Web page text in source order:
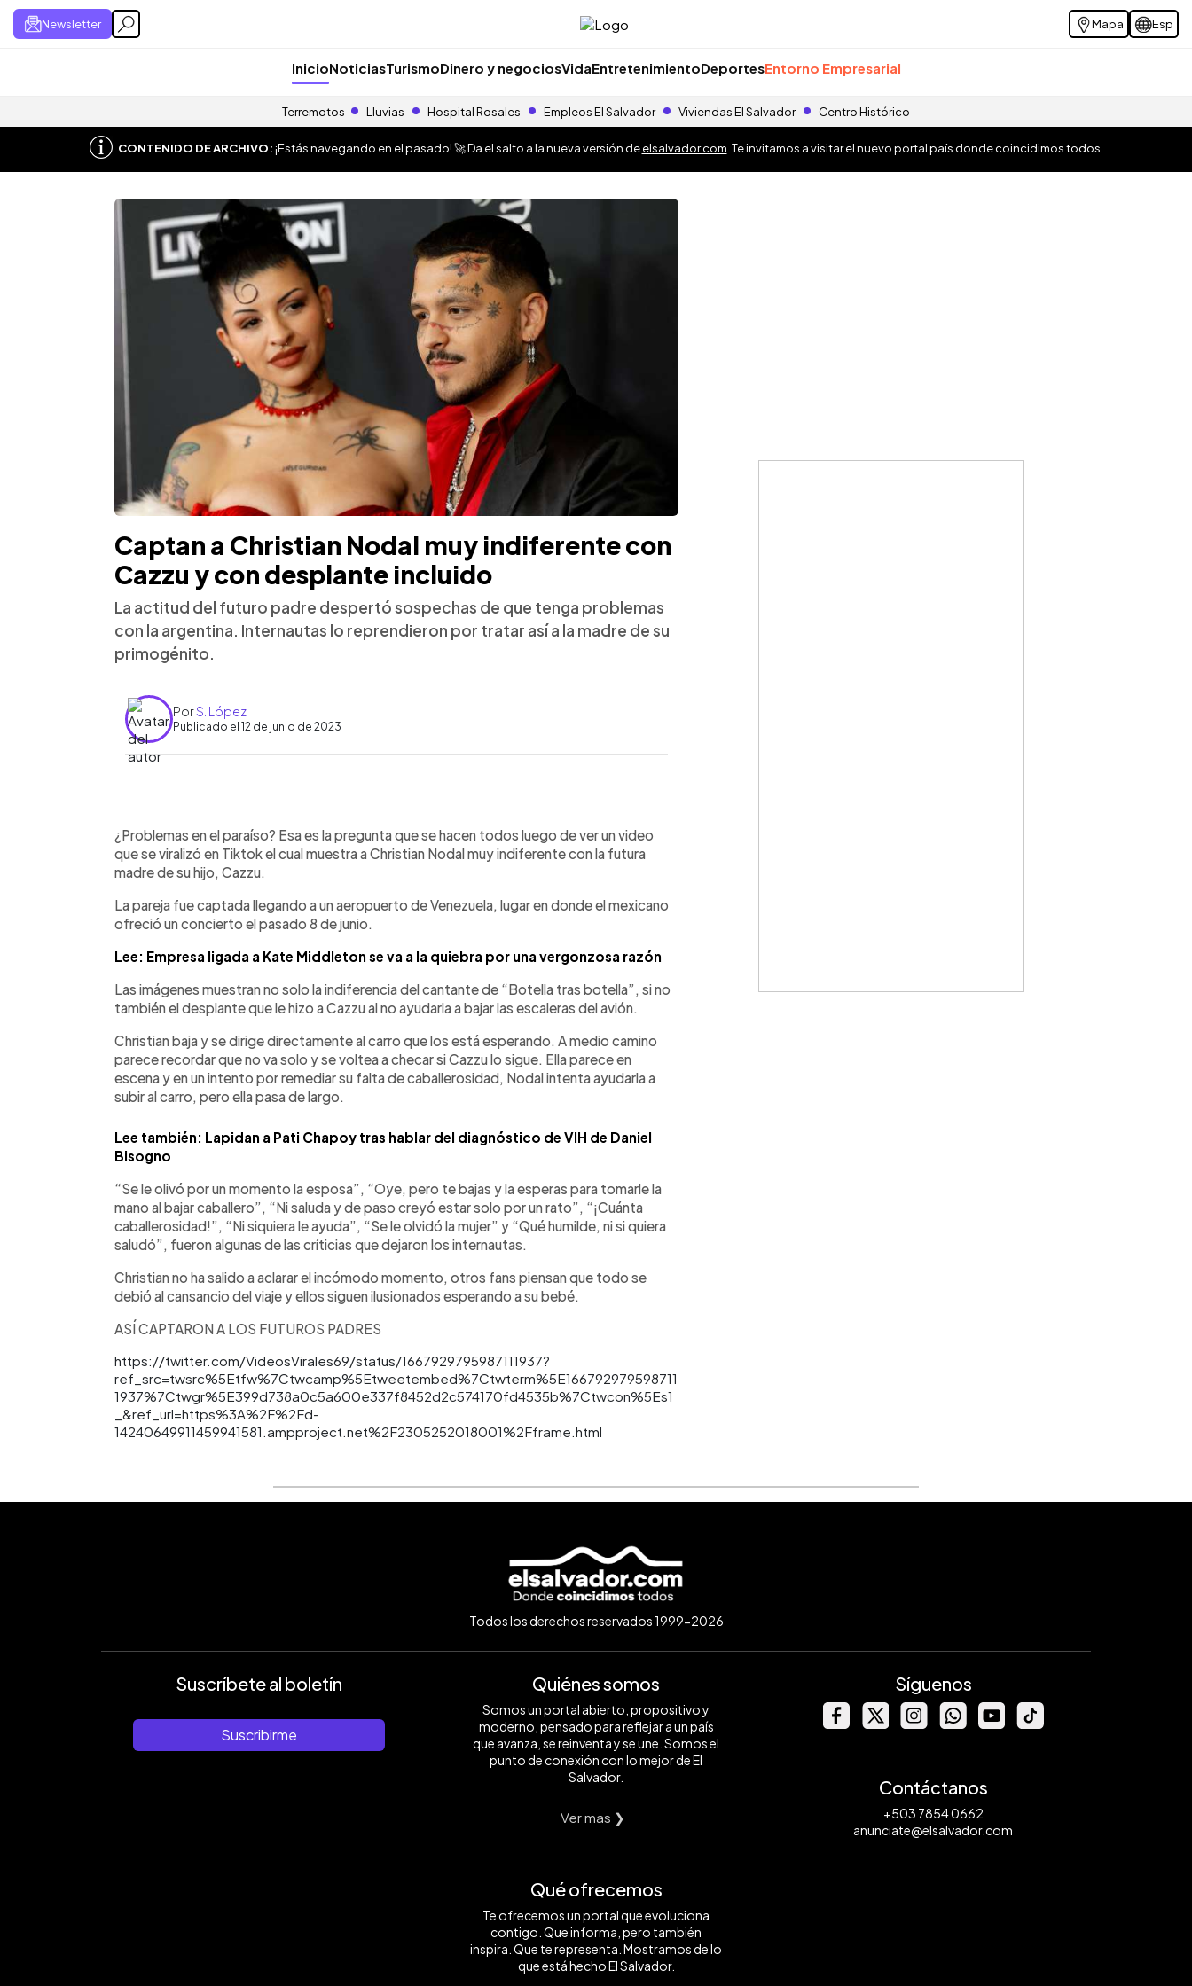
Newsletter Mapa Esp
InicioNoticiasTurismoDinero y negociosVidaEntretenimientoDeportesEntorno Empresarial
Terremotos Lluvias Hospital Rosales Empleos El Salvador Viviendas El Salvador Centro Histórico
CONTENIDO DE ARCHIVO:¡Estás navegando en el pasado! 🚀 Da el salto a la nueva versión deelsalvador.com . Te invitamos a visitar el nuevo portal país donde coincidimos todos.
Captan a Christian Nodal muy indiferente con
Cazzu y con desplante incluido
La actitud del futuro padre despertó sospechas de que tenga problemas
con la argentina. Internautas lo reprendieron por tratar así a la madre de su
primogénito.
PorS. López
Publicado el 12 de junio de 2023
Escuchar artículo
¿Problemas en el paraíso? Esa es la pregunta que se hacen todos luego de ver un video
que se viralizó en Tiktok el cual muestra a Christian Nodal muy indiferente con la futura
madre de su hijo, Cazzu.
La pareja fue captada llegando a un aeropuerto de Venezuela, lugar en donde el mexicano
ofreció un concierto el pasado 8 de junio.
Lee: Empresa ligada a Kate Middleton se va a la quiebra por una vergonzosa razón
Las imágenes muestran no solo la indiferencia del cantante de “Botella tras botella”, si no
también el desplante que le hizo a Cazzu al no ayudarla a bajar las escaleras del avión.
Christian baja y se dirige directamente al carro que los está esperando. A medio camino
parece recordar que no va solo y se voltea a checar si Cazzu lo sigue. Ella parece en
escena y en un intento por remediar su falta de caballerosidad, Nodal intenta ayudarla a
subir al carro, pero ella pasa de largo.
Lee también: Lapidan a Pati Chapoy tras hablar del diagnóstico de VIH de Daniel
Bisogno
“Se le olivó por un momento la esposa”, “Oye, pero te bajas y la esperas para tomarle la
mano al bajar caballero”, “Ni saluda y de paso creyó estar solo por un rato”, “¡Cuánta
caballerosidad!”, “Ni siquiera le ayuda”, “Se le olvidó la mujer” y “Qué humilde, ni si quiera
saludó”, fueron algunas de las críticias que dejaron los internautas.
Christian no ha salido a aclarar el incómodo momento, otros fans piensan que todo se
debió al cansancio del viaje y ellos siguen ilusionados esperando a su bebé.
ASÍ CAPTARON A LOS FUTUROS PADRES
https://twitter.com/VideosVirales69/status/1667929795987111937?
ref_src=twsrc%5Etfw%7Ctwcamp%5Etweetembed%7Ctwterm%5E166792979598711
1937%7Ctwgr%5E399d738a0c5a600e337f8452d2c574170fd4535b%7Ctwcon%5Es1
_&ref_url=https%3A%2F%2Fd-
14240649911459941581.ampproject.net%2F2305252018001%2Fframe.html
Todos los derechos reservados 1999-2026
Suscríbete al boletín
Suscribirme
Quiénes somos
Somos un portal abierto, propositivo y
moderno, pensado para reflejar a un país
que avanza, se reinventa y se une. Somos el
punto de conexión con lo mejor de El
Salvador.
Ver mas ❯
Qué ofrecemos
Te ofrecemos un portal que evoluciona
contigo. Que informa, pero también
inspira. Que te representa. Mostramos de lo
que está hecho El Salvador.
Síguenos
Contáctanos
+503 7854 0662
anunciate@elsalvador.com